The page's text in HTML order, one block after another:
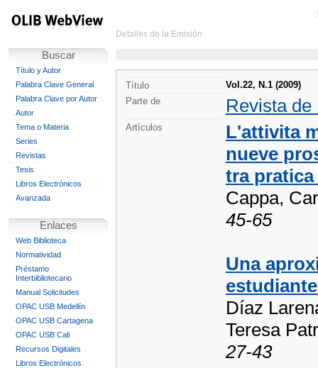
Buscar
Título y Autor
Palabra Clave General
Palabra Clave por Autor
Autor
Tema o Materia
Series
Revistas
Tesis
Libros Electrónicos
Avanzada
Enlaces
Web Biblioteca
Normatividad
Préstamo
Interbibliotecario
Manual Solicitudes
OPAC USB Medellín
OPAC USB Cartagena
OPAC USB Cali
Recursos Digitales
Libros Electrónicos
Detalles de la Emisión
Título
Vol.22, N.1 (2009)
Parte de
Revista
Artículos
L'attivita
nueve
tra
Cappa,
45-65
Una
Díaz
Teresa
27-43